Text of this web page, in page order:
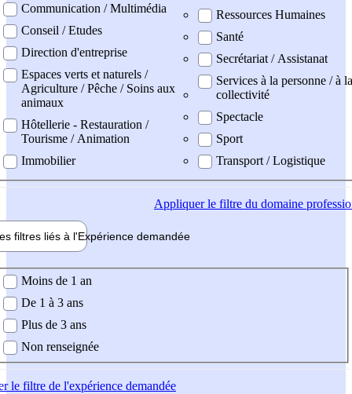
Communication / Multimédia
Conseil / Etudes
Direction d'entreprise
Espaces verts et naturels /
Agriculture / Pêche / Soins aux
animaux
Hôtellerie - Restauration /
Tourisme / Animation
Immobilier
Ressources Humaines
Santé
Secrétariat / Assistanat
Services à la personne / à la
collectivité
Spectacle
Sport
Transport / Logistique
Appliquerle filtre du domaine
filtres liés à l'Expérience demandée
demandée
Moins de 1 an
De 1 à 3 ans
Plus de 3 ans
Non renseignée
le filtre de l'expérience demandée